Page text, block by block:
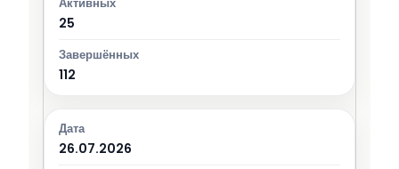
25
112
26.07.2026